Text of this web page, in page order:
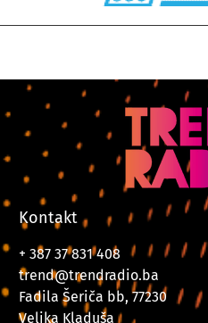
Kontakt
+ 387 37 831 408
trend@trendradio.ba
Fadila Šeriča bb, 77230
Velika Kladuša